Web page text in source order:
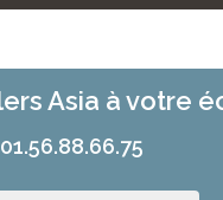
Asia à votre
01.56.88.66.75